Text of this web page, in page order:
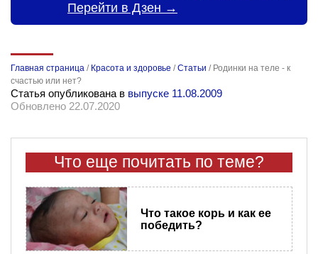
Перейти в Дзен →
Главная страница / Красота и здоровье /Статьи / Родинки на теле - к
счастью или нет?
Статья опубликована в выпуске 11.08.2009
Обновлено 22.07.2020
Что еще почитать по теме?
Что такое корь и как ее
победить?